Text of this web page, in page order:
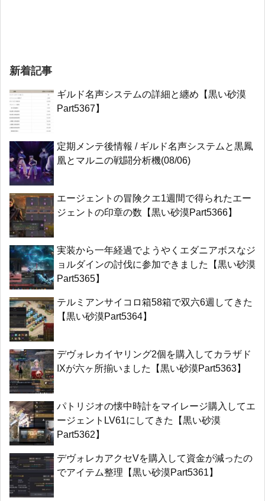
新着記事
ギルド名声システムの詳細と纏め【黒い砂漠
Part5367】
定期メンテ後情報 / ギルド名声システムと黒鳳
凰とマルニの戦闘分析機(08/06)
エージェントの冒険クエ1週間で得られたエー
ジェントの印章の数【黒い砂漠Part5366】
実装から一年経過でようやくエダニアボスなジ
ョルダインの討伐に参加できました【黒い砂漠
Part5365】
テルミアンサイコロ箱58箱で双六6週してきた
【黒い砂漠Part5364】
デヴォレカイヤリング2個を購入してカラザド
IXが六ヶ所揃いました【黒い砂漠Part5363】
パトリジオの懐中時計をマイレージ購入してエ
ージェントLV61にしてきた【黒い砂漠
Part5362】
デヴォレカアクセVを購入して資金が減ったの
でアイテム整理【黒い砂漠Part5361】